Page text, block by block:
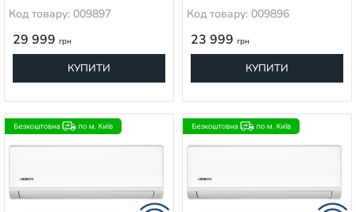
Код товару: 009897
29 999 грн
КУПИТИ
Код товару: 009896
23 999 грн
КУПИТИ